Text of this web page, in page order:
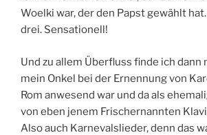
Woelki war, der den Papst gewählt
drei. Sensationell!
Und zu allem Überfluss finde ich dann
mein Onkel bei der Ernennung von
Rom anwesend war und da als
von eben jenem Frischernannten
Also auch Karnevalslieder, denn das